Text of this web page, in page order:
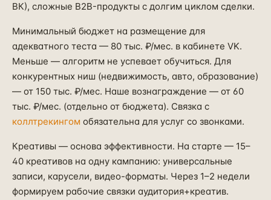
ВК), сложные B2B-продукты с долгим циклом сделки.
Минимальный бюджет на размещение для
адекватного теста — 80 тыс. ₽/мес. в кабинете VK.
Меньше — алгоритм не успевает обучиться. Для
конкурентных ниш (недвижимость, авто, образование)
— от 150 тыс. ₽/мес. Наше вознаграждение — от 60
тыс. ₽/мес. (отдельно от бюджета). Связка с
коллтрекингом обязательна для услуг со звонками.
Креативы — основа эффективности. На старте — 15–
40 креативов на одну кампанию: универсальные
записи, карусели, видео-форматы. Через 1–2 недели
формируем рабочие связки аудитория+креатив.